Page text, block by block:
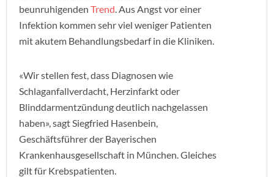
beunruhigenden Trend. Aus Angst vor einer
Infektion kommen sehr viel weniger Patienten
mit akutem Behandlungsbedarf in die Kliniken.
«Wir stellen fest, dass Diagnosen wie
Schlaganfallverdacht, Herzinfarkt oder
Blinddarmentzündung deutlich nachgelassen
haben», sagt Siegfried Hasenbein,
Geschäftsführer der Bayerischen
Krankenhausgesellschaft in München. Gleiches
gilt für Krebspatienten.